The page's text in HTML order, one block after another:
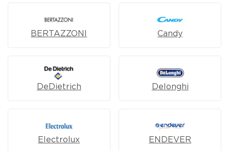
BERTAZZONI Candy
DeDietrich Delonghi
Electrolux ENDEVER